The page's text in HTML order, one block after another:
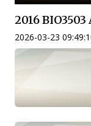
2016
2026-03-23